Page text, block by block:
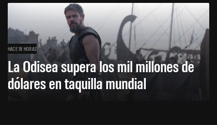
HACE 18 HORAS
La Odisea supera los mil millones de
dólares en taquilla mundial